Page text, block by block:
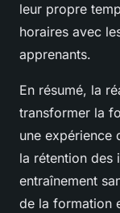
leur propre
horaires avec
apprenants.
En résumé, la
transformer la
une expérience
la rétention des
entraînement
de la formation